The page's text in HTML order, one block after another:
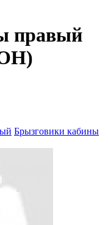
правый
Брызговики кабины